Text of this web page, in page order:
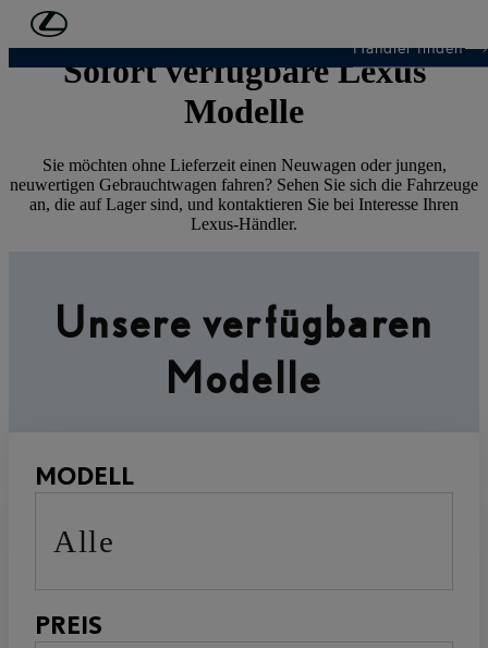
Zum Hauptinhalt springen
Händler finden
Sofort verfügbare Lexus
Modelle
Sie möchten ohne Lieferzeit einen Neuwagen oder jungen,
neuwertigen Gebrauchtwagen fahren? Sehen Sie sich die Fahrzeuge
an, die auf Lager sind, und kontaktieren Sie bei Interesse Ihren
Lexus-Händler.
Unsere verfügbaren
Modelle
MODELL
Alle
PREIS